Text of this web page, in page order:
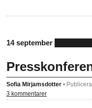
14 september
Sofia Mirjamsdotter •
3 kommentarer